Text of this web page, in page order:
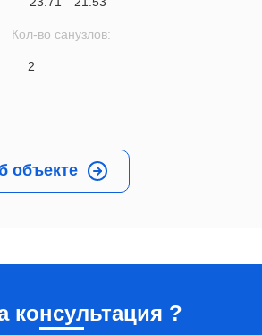
Кол-во санузлов:
2
объекте
консультация ?